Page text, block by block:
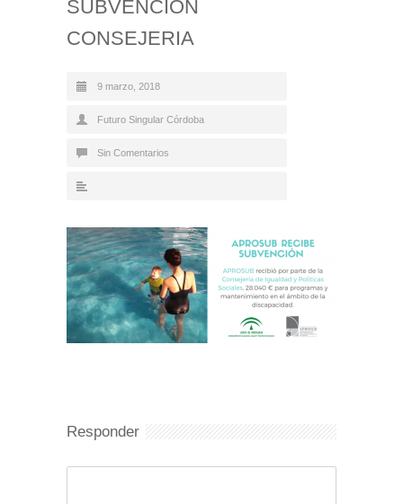
SUBVENCIÓN
CONSEJERIA
9 marzo, 2018
Futuro Singular Córdoba
Sin Comentarios
Responder